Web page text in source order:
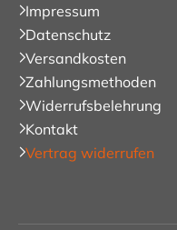
Impressum
Datenschutz
Versandkosten
Zahlungsmethoden
Widerrufsbelehrung
Kontakt
Vertrag widerrufen